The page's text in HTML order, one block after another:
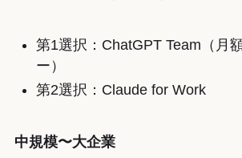
第1選択：ChatGPT Team（月
ー）
第2選択：Claude for Work
中規模〜大企業